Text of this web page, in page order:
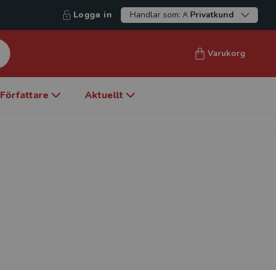
Logga in Handlar som: Privatkund
Varukorg
Författare Aktuellt